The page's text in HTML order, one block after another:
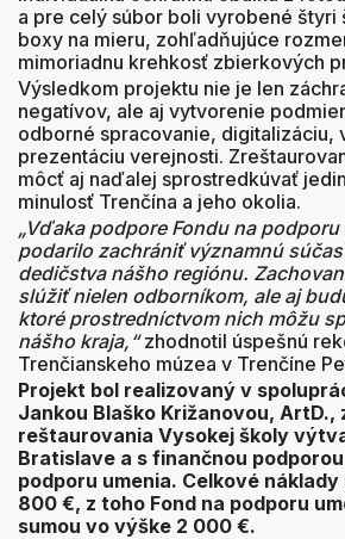
a pre celý súbor boli vyrobené štyri
boxy na mieru, zohľadňujúce
mimoriadnu krehkosť zbierkových
Výsledkom projektu nie je len
negatívov, ale aj vytvorenie
odborné spracovanie, digitalizáciu,
prezentáciu verejnosti.
môcť aj naďalej sprostredkúvať
minulosť Trenčína a jeho okolia.
„Vďaka podpore Fondu na podporu
podarilo zachrániť významnú
dedičstva nášho regiónu.
slúžiť nielen odborníkom, ale aj
ktoré prostredníctvom nich môžu
nášho kraja,“zhodnotil úspešnú
Trenčianskeho múzea v Trenčíne
Projekt bol realizovaný v
Jankou Blaško Križanovou, ArtD.,
reštaurovania Vysokej školy
Bratislave a s finančnou podporou
podporu umenia. Celkové
800 €, z toho Fond na podporu
sumou vo výške 2 000 €.